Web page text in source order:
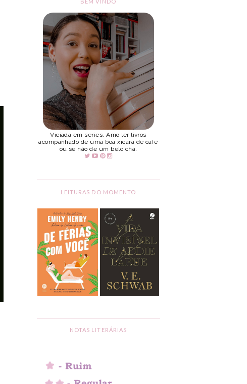
Viciada em series. Amo ler livros
acompanhado de uma boa xicara de café
ou se não de um belo chá.
LEITURAS DO MOMENTO
NOTAS LITERÁRIAS